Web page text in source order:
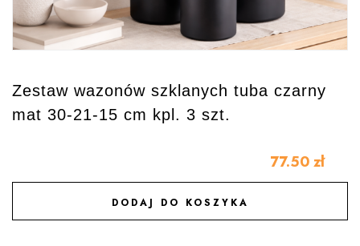
Zestaw wazonów szklanych tuba czarny
mat 30-21-15 cm kpl. 3 szt.
77.50 zł
DODAJ DO KOSZYKA
DODAJ DO ULUBIONYCH